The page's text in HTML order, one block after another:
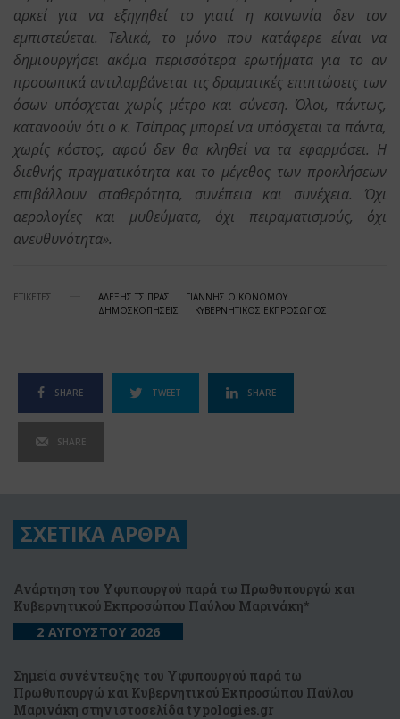
αρκεί για να εξηγηθεί το γιατί η κοινωνία δεν τον
εμπιστεύεται. Τελικά, το μόνο που κατάφερε είναι να
δημιουργήσει ακόμα περισσότερα ερωτήματα για το αν
προσωπικά αντιλαμβάνεται τις δραματικές επιπτώσεις των
όσων υπόσχεται χωρίς μέτρο και σύνεση. Όλοι, πάντως,
κατανοούν ότι ο κ. Τσίπρας μπορεί να υπόσχεται τα πάντα,
χωρίς κόστος, αφού δεν θα κληθεί να τα εφαρμόσει. Η
διεθνής πραγματικότητα και το μέγεθος των προκλήσεων
επιβάλλουν σταθερότητα, συνέπεια και συνέχεια. Όχι
αερολογίες και μυθεύματα, όχι πειραματισμούς, όχι
ανευθυνότητα».
ΕΤΙΚΕΤΕΣ ΑΛΕΞΗΣ ΤΣΙΠΡΑΣ
ΓΙΑΝΝΗΣ ΟΙΚΟΝΟΜΟΥ
ΔΗΜΟΣΚΟΠΗΣΕΙΣ
ΚΥΒΕΡΝΗΤΙΚΟΣ ΕΚΠΡΟΣΩΠΟΣ
SHARE TWEET SHARE
SHARE
ΣΧΕΤΙΚΑ ΑΡΘΡΑ
Ανάρτηση του Υφυπουργού παρά τω Πρωθυπουργώ και
Κυβερνητικού Εκπροσώπου Παύλου Μαρινάκη*
2 ΑΥΓΟΥΣΤΟΥ 2026
Σημεία συνέντευξης του Υφυπουργού παρά τω
Πρωθυπουργώ και Κυβερνητικού Εκπροσώπου Παύλου
Μαρινάκη στην ιστοσελίδα typologies.gr